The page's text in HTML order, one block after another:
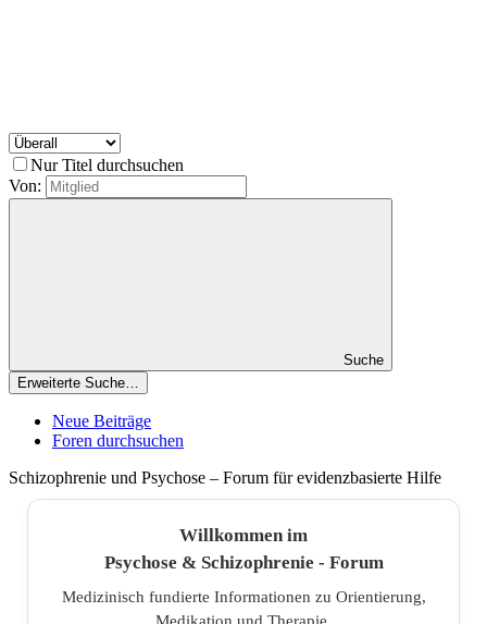
Nur Titel durchsuchen
Von:
Suche
Erweiterte Suche…
Neue Beiträge
Foren durchsuchen
Schizophrenie und Psychose – Forum für evidenzbasierte Hilfe
Willkommen im
Psychose & Schizophrenie - Forum
Medizinisch fundierte Informationen zu Orientierung,
Medikation und Therapie.